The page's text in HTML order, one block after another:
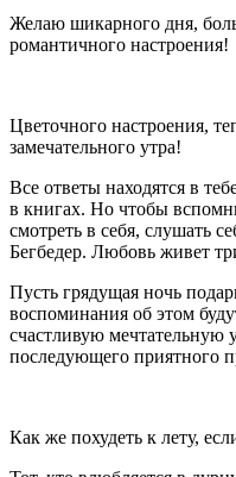
Желаю шикарного дня,
романтичного настроения!
Цветочного настроения,
замечательного утра!
Все ответы находятся в
в книгах. Но чтобы
смотреть в себя, слушать
Бегбедер. Любовь живет
Пусть грядущая ночь
воспоминания об этом
счастливую мечтательную
последующего приятного
Как же похудеть к лету,